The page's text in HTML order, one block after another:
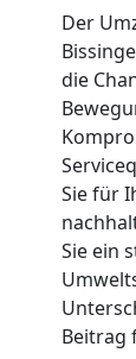
Der
die
Sie für
Sie ein
Beitrag